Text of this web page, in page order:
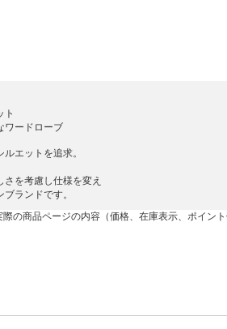
ト
ワードローブ
エットを追求。
を考慮し仕様を変え
ランドです。
の商品ページの内容（価格、在庫表示、ポイン